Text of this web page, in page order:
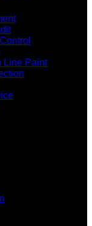
Line Paint